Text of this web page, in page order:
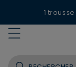
1 trousse